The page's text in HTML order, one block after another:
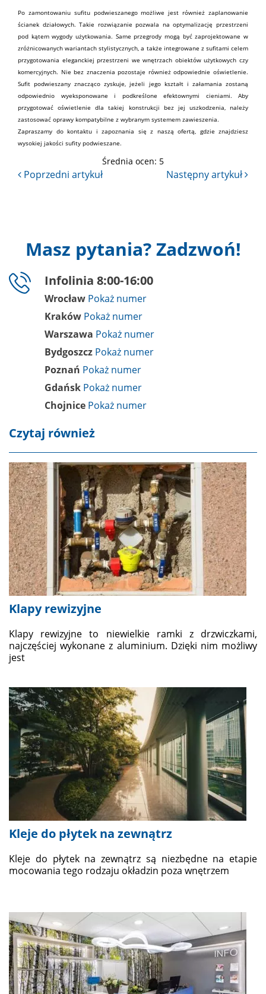
Po zamontowaniu sufitu podwieszanego możliwe jest również zaplanowanie
ścianek działowych. Takie rozwiązanie pozwala na optymalizację przestrzeni
pod kątem wygody użytkowania. Same przegrody mogą być zaprojektowane w
zróżnicowanych wariantach stylistycznych, a także integrowane z sufitami celem
przygotowania eleganckiej przestrzeni we wnętrzach obiektów użytkowych czy
komercyjnych. Nie bez znaczenia pozostaje również odpowiednie oświetlenie.
Sufit podwieszany znacząco zyskuje, jeżeli jego kształt i załamania zostaną
odpowiednio wyeksponowane i podkreślone efektownymi cieniami. Aby
przygotować oświetlenie dla takiej konstrukcji bez jej uszkodzenia, należy
zastosować oprawy kompatybilne z wybranym systemem zawieszenia.
Zapraszamy do kontaktu i zapoznania się z naszą ofertą , gdzie znajdziesz
wysokiej jakości sufity podwieszane.
Średnia ocen: 5
Masz pytania? Zadzwoń!
Infolinia 8:00-16:00
Wrocław
Kraków
Warszawa
Bydgoszcz
Poznań
Gdańsk
Chojnice
Czytaj również
Klapy rewizyjne
Klapy rewizyjne to niewielkie ramki z drzwiczkami,
najczęściej wykonane z aluminium. Dzięki nim możliwy
jest
Kleje do płytek na zewnątrz
Kleje do płytek na zewnątrz są niezbędne na etapie
mocowania tego rodzaju okładzin poza wnętrzem